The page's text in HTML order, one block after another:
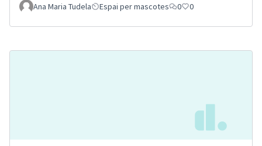
Ana Maria Tudela
Espai per mascotes 0 0